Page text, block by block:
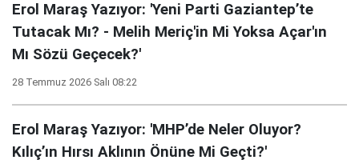
Erol Maraş Yazıyor: 'Yeni Parti Gaziantep’te
Tutacak Mı? - Melih Meriç'in Mi Yoksa Açar'ın
Mı Sözü Geçecek?'
28 Temmuz 2026 Salı 08:22
Erol Maraş Yazıyor: 'MHP’de Neler Oluyor?
Kılıç’ın Hırsı Aklının Önüne Mi Geçti?'